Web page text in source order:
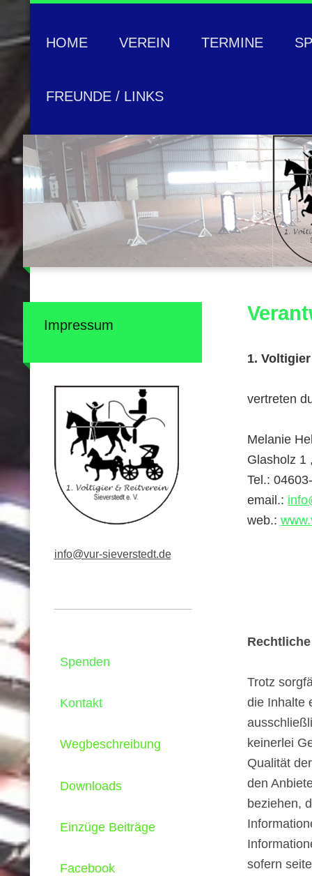
HOME VEREIN TERMINE
FREUNDE / LINKS
1.
vertreten
Melanie
Glasholz 1
Tel.:
email.:
web.:
Trotz
die Inhalte
keinerlei
Qualität
den
beziehen,
sofern
Impressum
info@vur-sieverstedt.de
Spenden
Kontakt
Wegbeschreibung
Downloads
Einzüge Beiträge
Facebook